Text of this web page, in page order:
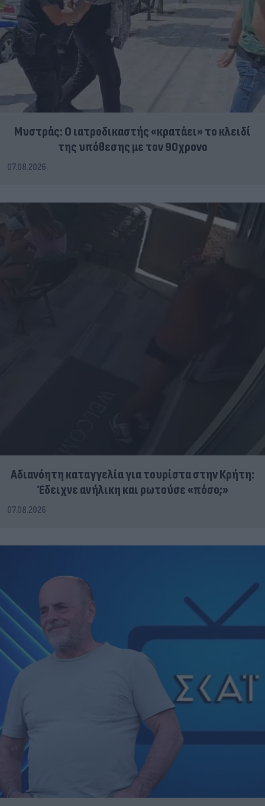
Μυστράς: Ο ιατροδικαστής «κρατάει» το κλειδί
της υπόθεσης με τον 90χρονο
07.08.2026
Αδιανόητη καταγγελία για τουρίστα στην Κρήτη:
Έδειχνε ανήλικη και ρωτούσε «πόσο;»
07.08.2026